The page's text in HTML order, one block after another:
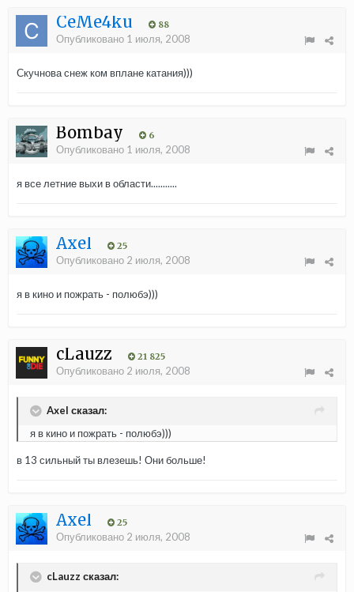
CeMe4ku 88
Опубликовано 1 июля, 2008
Скучнова снеж ком вплане катания)))
Bombay 6
Опубликовано 1 июля, 2008
я все летние выхи в области...........
Axel 25
Опубликовано 2 июля, 2008
я в кино и пожрать - полюбэ)))
cLauzz 21 825
Опубликовано 2 июля, 2008
Axel сказал:
я в кино и пожрать - полюбэ)))
в 13 сильный ты влезешь! Они больше!
Axel 25
Опубликовано 2 июля, 2008
cLauzz сказал: